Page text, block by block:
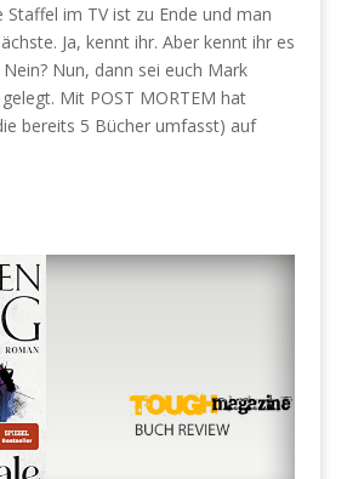
Staffel im TV ist zu Ende und man
Ja, kennt ihr. Aber kennt ihr es
Nun, dann sei euch Mark
Mit POST MORTEM hat
bereits 5 Bücher umfasst) auf